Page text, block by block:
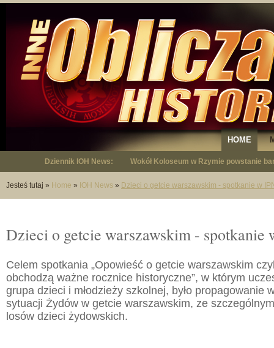
HOME
Dziennik IOH News: Wokół Koloseum w Rzymie powstanie
"Niepodległy - opowieść o Januszu
Jesteś tutaj » Home » IOH News » Dzieci o getcie warszawskim - spotkanie w
Dzieci o getcie warszawskim - spotkanie
Celem spotkania „Opowieść o getcie warszawskim
obchodzą ważne rocznice historyczne”, w którym
grupa dzieci i młodzieży szkolnej, było propagowanie
sytuacji Żydów w getcie warszawskim, ze
losów dzieci żydowskich.